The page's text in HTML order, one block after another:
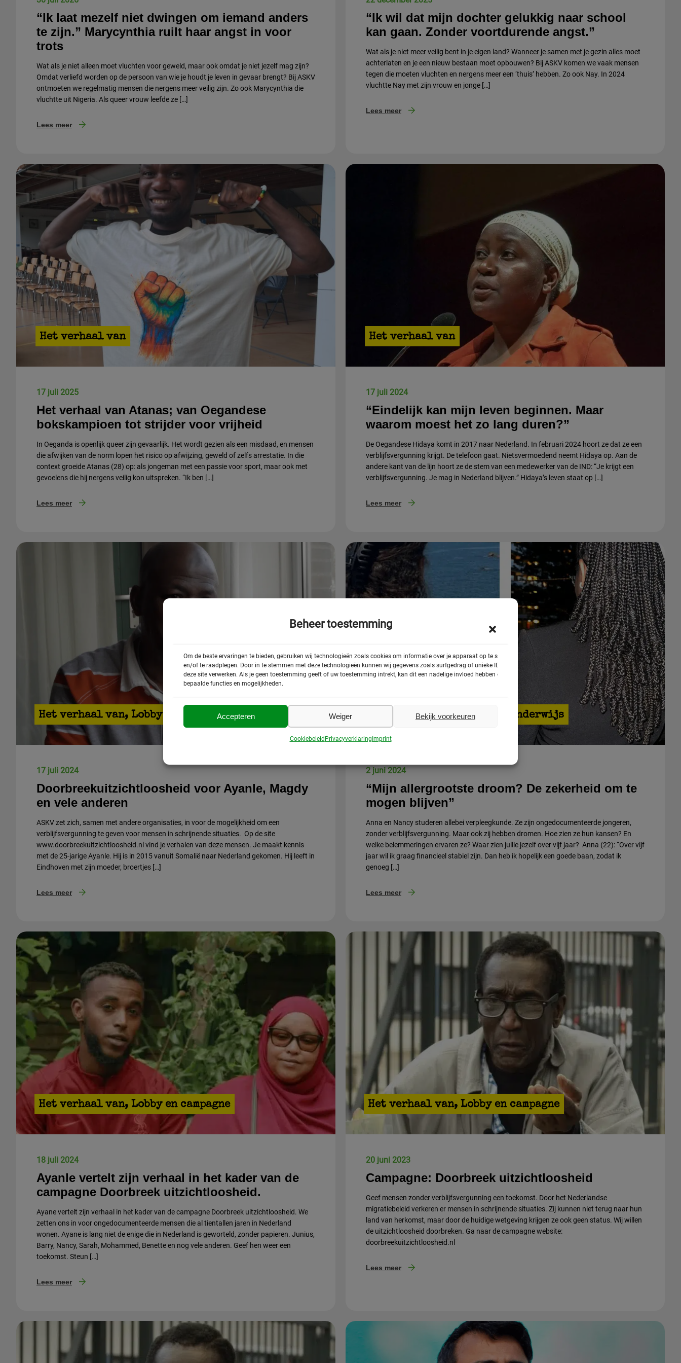
Beheer toestemming
Om de beste ervaringen te bieden, gebruiken wij technologieën zoals cookies om informatie over je apparaat op te slaan
en/of te raadplegen. Door in te stemmen met deze technologieën kunnen wij gegevens zoals surfgedrag of unieke ID's op
deze site verwerken. Als je geen toestemming geeft of uw toestemming intrekt, kan dit een nadelige invloed hebben op
bepaalde functies en mogelijkheden.
Accepteren Weiger Bekijk voorkeuren
Cookiebeleid Privacyverklaring Imprint
“Ik laat mezelf niet dwingen om iemand anders
te zijn.” Marycynthia ruilt haar angst in voor
trots
Wat als je niet alleen moet vluchten voor geweld, maar ook omdat je niet jezelf mag zijn?
Omdat verliefd worden op de persoon van wie je houdt je leven in gevaar brengt? Bij ASKV
ontmoeten we regelmatig mensen die nergens meer veilig zijn. Zo ook Marycynthia die
vluchtte uit Nigeria. Als queer vrouw leefde ze […]
Lees meer
“Ik wil dat mijn dochter gelukkig naar school
kan gaan. Zonder voortdurende angst.”
Wat als je niet meer veilig bent in je eigen land? Wanneer je samen met je gezin alles moet
achterlaten en je een nieuw bestaan moet opbouwen? Bij ASKV komen we vaak mensen
tegen die moeten vluchten en nergens meer een ‘thuis’ hebben. Zo ook Nay. In 2024
vluchtte Nay met zijn vrouw en jonge […]
Lees meer
Het verhaal van
17 juli 2025
Het verhaal van Atanas; van Oegandese
bokskampioen tot strijder voor vrijheid
In Oeganda is openlijk queer zijn gevaarlijk. Het wordt gezien als een misdaad, en mensen
die afwijken van de norm lopen het risico op afwijzing, geweld of zelfs arrestatie. In die
context groeide Atanas (28) op: als jongeman met een passie voor sport, maar ook met
gevoelens die hij nergens veilig kon uitspreken. “Ik ben […]
Lees meer
Het verhaal van
17 juli 2024
“Eindelijk kan mijn leven beginnen. Maar
waarom moest het zo lang duren?”
De Oegandese Hidaya komt in 2017 naar Nederland. In februari 2024 hoort ze dat ze een
verblijfsvergunning krijgt. De telefoon gaat. Nietsvermoedend neemt Hidaya op. Aan de
andere kant van de lijn hoort ze de stem van een medewerker van de IND: “Je krijgt een
verblijfsvergunning. Je mag in Nederland blijven.” Hidaya’s leven staat op […]
Lees meer
Het verhaal van, Lobby en campagne
17 juli 2024
Doorbreekuitzichtloosheid voor Ayanle, Magdy
en vele anderen
ASKV zet zich, samen met andere organisaties, in voor de mogelijkheid om een
verblijfsvergunning te geven voor mensen in schrijnende situaties. Op de site
www.doorbreekuitzichtloosheid.nl vind je verhalen van deze mensen. Je maakt kennis
met de 25-jarige Ayanle. Hij is in 2015 vanuit Somalië naar Nederland gekomen. Hij leeft in
Eindhoven met zijn moeder, broertjes […]
Lees meer
Het verhaal van,Recht op Onderwijs
2 juni 2024
“Mijn allergrootste droom? De zekerheid om te
mogen blijven”
Anna en Nancy studeren allebei verpleegkunde. Ze zijn ongedocumenteerde jongeren,
zonder verblijfsvergunning. Maar ook zij hebben dromen. Hoe zien ze hun kansen? En
welke belemmeringen ervaren ze? Waar zien jullie jezelf over vijf jaar? Anna (22): “Over vijf
jaar wil ik graag financieel stabiel zijn. Dan heb ik hopelijk een goede baan, zodat ik
genoeg […]
Lees meer
Het verhaal van, Lobby en campagne
18 juli 2024
Ayanle vertelt zijn verhaal in het kader van de
campagne Doorbreek uitzichtloosheid.
Ayane vertelt zijn verhaal in het kader van de campagne Doorbreek uitzichtloosheid. We
zetten ons in voor ongedocumenteerde mensen die al tientallen jaren in Nederland
wonen. Ayane is lang niet de enige die in Nederland is geworteld, zonder papieren. Junius,
Barry, Nancy, Sarah, Mohammed, Benette en nog vele anderen. Geef hen weer een
toekomst. Steun […]
Lees meer
Het verhaal van, Lobby en campagne
20 juni 2023
Campagne: Doorbreek uitzichtloosheid
Geef mensen zonder verblijfsvergunning een toekomst. Door het Nederlandse
migratiebeleid verkeren er mensen in schrijnende situaties. Zij kunnen niet terug naar hun
land van herkomst, maar door de huidige wetgeving krijgen ze ook geen status. Wij willen
de uitzichtloosheid doorbreken. Ga naar de campagne website:
doorbreekuitzichtloosheid.nl
Lees meer